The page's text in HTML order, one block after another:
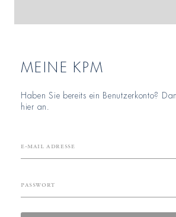
MEINE KPM
Haben Sie bereits ein Benutzerkonto?
hier an.
E-Mail Adresse
Passwort